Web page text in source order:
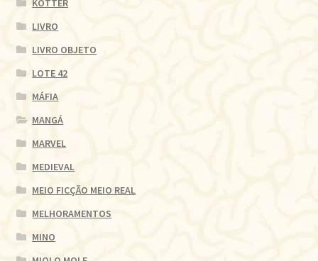
KOTTER
LIVRO
LIVRO OBJETO
LOTE 42
MÁFIA
MANGÁ
MARVEL
MEDIEVAL
MEIO FICÇÃO MEIO REAL
MELHORAMENTOS
MINO